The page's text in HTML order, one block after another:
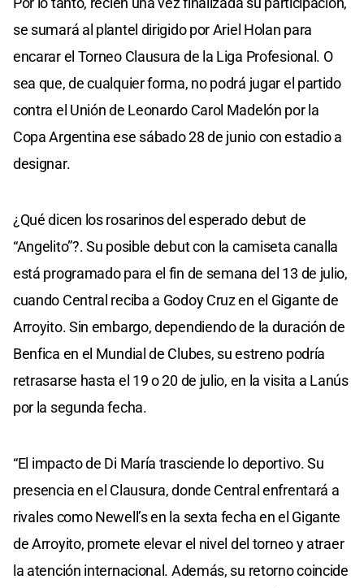
se sumará al plantel dirigido por Ariel Holan para
encarar el Torneo Clausura de la Liga Profesional. O
sea que, de cualquier forma, no podrá jugar el partido
contra el Unión de Leonardo Carol Madelón por la
Copa Argentina ese sábado 28 de junio con estadio a
designar.
¿Qué dicen los rosarinos del esperado debut de
“Angelito”?. Su posible debut con la camiseta canalla
está programado para el fin de semana del 13 de julio,
cuando Central reciba a Godoy Cruz en el Gigante de
Arroyito. Sin embargo, dependiendo de la duración de
Benfica en el Mundial de Clubes, su estreno podría
retrasarse hasta el 19 o 20 de julio, en la visita a Lanús
por la segunda fecha.
“El impacto de Di María trasciende lo deportivo. Su
presencia en el Clausura, donde Central enfrentará a
rivales como Newell’s en la sexta fecha en el Gigante
de Arroyito, promete elevar el nivel del torneo y atraer
la atención internacional. Además, su retorno coincide